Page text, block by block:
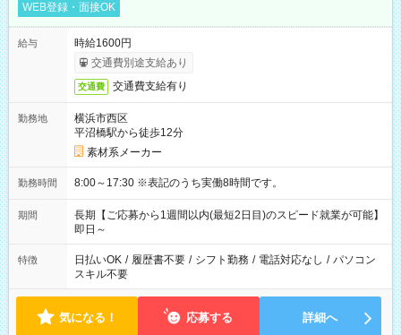
WEB登録・面接OK
給与
時給1600円
交通費別途支給あり
交通費 交通費支給有り
勤務地
横浜市西区
平沼橋駅から徒歩12分
素材系メーカー
勤務時間 8:00～17:30 ※表記のうち実働8時間です。
期間
長期【ご応募から1週間以内(最短2日目)のスピード就業が可能】
即日～
特徴 日払いOK / 履歴書不要 / シフト勤務 / 電話対応なし / パソコン
スキル不要
気になる！ 応募する 詳細へ